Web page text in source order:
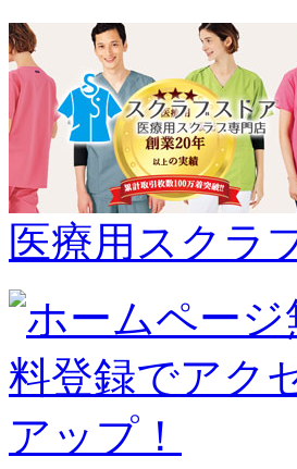
医療用スクラ